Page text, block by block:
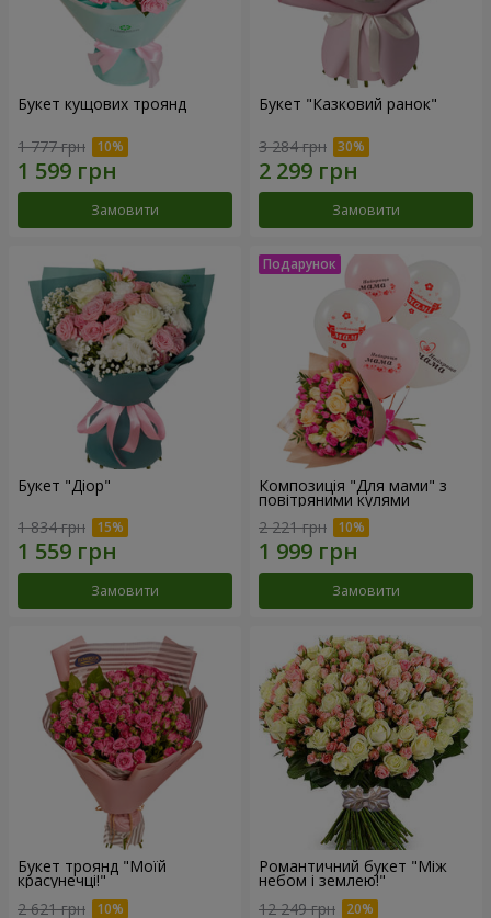
Букет кущових троянд
1 777 грн
Замовити
Букет "Казковий ранок"
3 284 грн
Замовити
Букет "Діор"
1 834 грн
Замовити
Композиція "Для мами" з
повітряними кулями
2 221 грн
Замовити
Букет троянд "Моїй
красунечці!"
2 621 грн
Романтичний букет "Між
небом і землею!"
12 249 грн